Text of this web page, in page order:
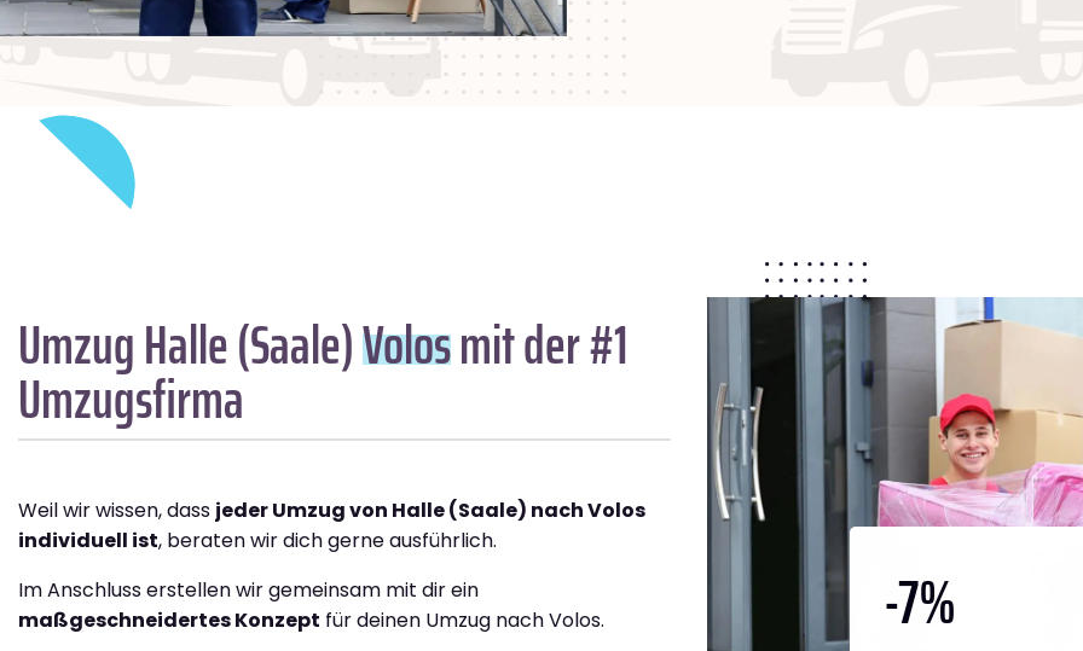
Umzug Halle (Saale)Volosmit der #1
Umzugsfirma
Weil wir wissen, dass jeder Umzug von Halle (Saale) nach Volos
individuell ist, beraten wir dich gerne ausführlich.
Im Anschluss erstellen wir gemeinsam mit dir ein
maßgeschneidertes Konzept für deinen Umzug nach Volos.
-7%